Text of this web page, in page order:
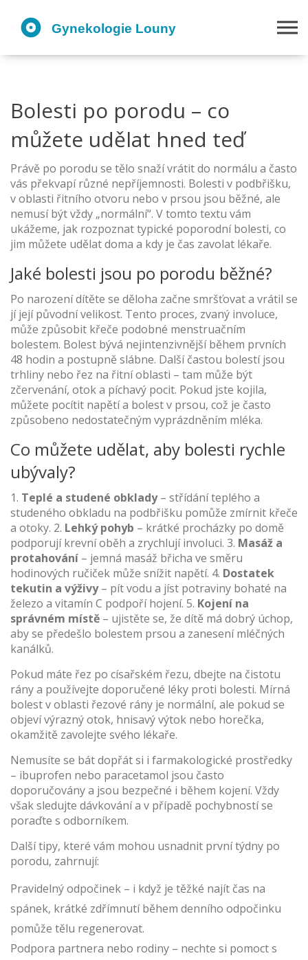
Bolesti po porodu – co
můžete udělat hned teď
Právě po porodu se tělo snaží vrátit do normálu a často
vás překvapí různé nepříjemnosti. Bolesti v podbřišku,
v oblasti řitního otvoru nebo v prsou jsou běžné, ale
nemusí být vždy „normální“. V tomto textu vám
ukážeme, jak rozpoznat typické poporodní bolesti, co
jim můžete udělat doma a kdy je čas zavolat lékaře.
Jaké bolesti jsou po porodu běžné?
Po narození dítěte se děloha začne smršťovat a vrátil se
jí její původní velikost. Tento proces, zvaný involuce,
může způsobit křeče podobné menstruačním
bolestem. Bolest bývá nejintenzivnější během prvních
48 hodin a postupně slábne. Další častou bolestí jsou
trhliny nebo řez na řitní oblasti – tam může být
zčervenání, otok a píchavý pocit. Pokud jste kojila,
můžete pocítit napětí a bolest v prsou, což je často
způsobeno nedostatečným vyprázdněním mléka.
Co můžete udělat, aby bolesti rychle
ubývaly?
1. Teplé a studené obklady– střídání teplého a
studeného obkladu na podbřišku pomůže zmírnit křeče
a otoky. 2. Lehký pohyb – krátké procházky po domě
podporují krevní oběh a zrychlují involuci. 3. Masáž a
protahování – jemná masáž břicha ve směru
hodinových ručiček může snížit napětí. 4. Dostatek
tekutin a výživy– pít vodu a jíst potraviny bohaté na
železo a vitamín C podpoří hojení. 5. Kojení na
správném místě – ujistěte se, že dítě má dobrý úchop,
aby se předešlo bolestem prsou a zanesení mléčných
kanálků.
Pokud máte řez po císařském řezu, dbejte na čistotu
rány a používejte doporučené léky proti bolesti. Mírná
bolest v oblasti řezové rány je normální, ale pokud se
objeví výrazný otok, hnisavý výtok nebo horečka,
okamžitě zavolejte svého lékaře.
Nemusíte se bát dopřát si i farmakologické prostředky
– ibuprofen nebo paracetamol jsou často
doporučovány a jsou bezpečné i během kojení. Vždy
však sledujte dávkování a v případě pochybností se
poraďte s odborníkem.
Další tipy, které vám mohou usnadnit první týdny po
porodu, zahrnují:
Pravidelný odpočinek – i když je těžké najít čas na
spánek, krátké zdřímnutí během denního odpočinku
pomůže tělu regenerovat.
Podpora partnera nebo rodiny – nechte si pomoct s